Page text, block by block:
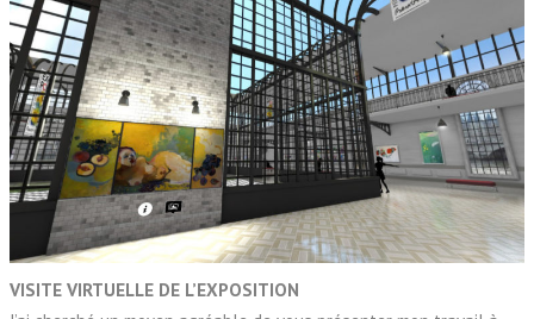
VISITE VIRTUELLE DE L’EXPOSITION